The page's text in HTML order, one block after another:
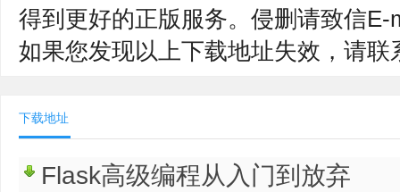
得到更好的正版服务。侵删请致信E-
如果您发现以上下载地址失效，请联
下载地址
Flask高级编程从入门到放弃